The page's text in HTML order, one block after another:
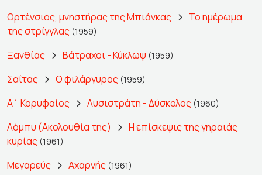
Ορτένσιος, μνηστήρας της Μπιάνκας
Το ημέρωμα
της στρίγγλας (1959)
Ξανθίας Βάτραχοι - Κύκλωψ (1959)
Σαΐτας Ο φιλάργυρος (1959)
Α΄ Κορυφαίος Λυσιστράτη - Δύσκολος (1960)
Λόμπυ (Ακολουθία της)
Η επίσκεψις της γηραιάς
κυρίας (1961)
Μεγαρεύς Αχαρνής (1961)